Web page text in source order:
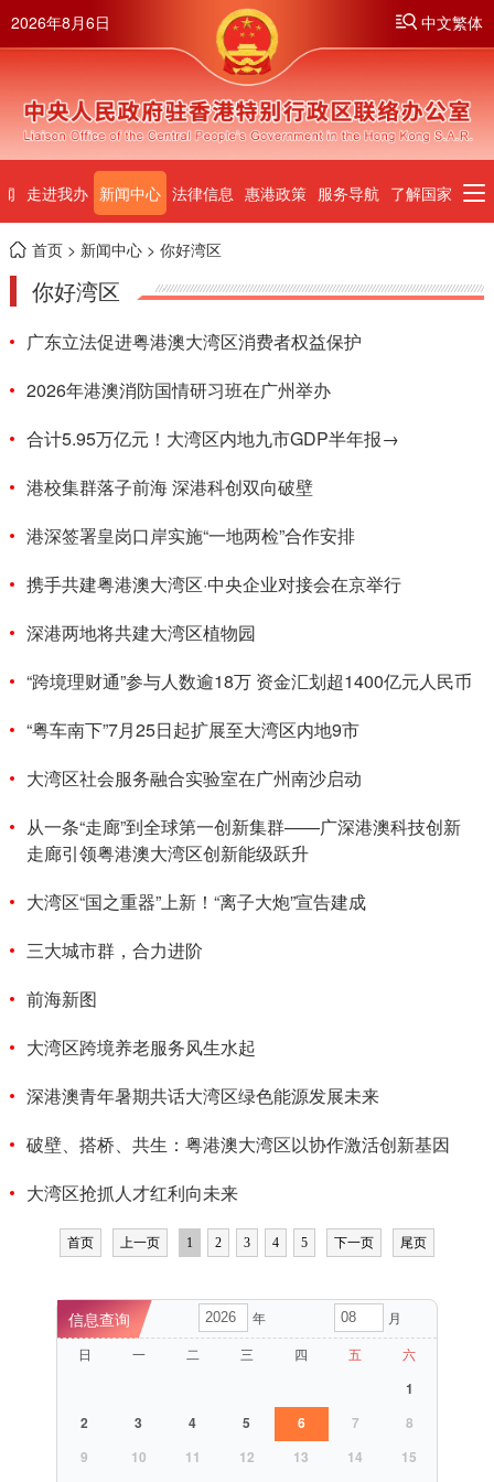
2026年8月6日 中文繁体
走进我办 新闻中心 法律信息 惠港政策 服务导航 了解国家
首页> 新闻中心> 你好湾区
年
月
日
一 二 三 四 五 六
1
2
3 4 5 6 7
8
9
10 11 12 13 14
15
你好湾区
广东立法促进粤港澳大湾区消费者权益保护
2026年港澳消防国情研习班在广州举办
合计5.95万亿元！大湾区内地九市GDP半年报→
港校集群落子前海 深港科创双向破壁
港深签署皇岗口岸实施“一地两检”合作安排
携手共建粤港澳大湾区·中央企业对接会在京举行
深港两地将共建大湾区植物园
“跨境理财通”参与人数逾18万 资金汇划超1400亿元人民币
“粤车南下”7月25日起扩展至大湾区内地9市
大湾区社会服务融合实验室在广州南沙启动
从一条“走廊”到全球第一创新集群——广深港澳科技创新
走廊引领粤港澳大湾区创新能级跃升
大湾区“国之重器”上新！“离子大炮”宣告建成
三大城市群，合力进阶
前海新图
大湾区跨境养老服务风生水起
深港澳青年暑期共话大湾区绿色能源发展未来
破壁、搭桥、共生：粤港澳大湾区以协作激活创新基因
大湾区抢抓人才红利向未来
首页 上一页 1 2 3 4 5 下一页 尾页